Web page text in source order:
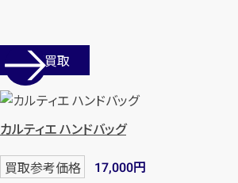
店舗買取
カルティエ ハンドバッグ
買取参考価格 17,000円